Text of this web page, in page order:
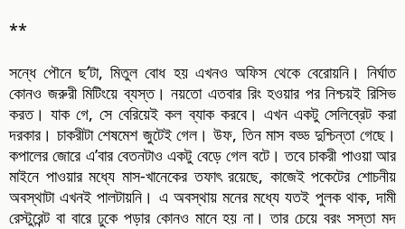
**
সন্ধে পৌনে ছ’টা, মিতুল বোধ হয় এখনও অফিস থেকে বেরোয়নি। নির্ঘাত
কোনও জরুরী মিটিংয়ে ব্যস্ত। নয়তো এতবার রিং হওয়ার পর নিশ্চয়ই রিসিভ
করত। যাক গে, সে বেরিয়েই কল ব্যাক করবে। এখন একটু সেলিব্রেট করা
দরকার। চাকরীটা শেষমেশ জুটেই গেল। উফ, তিন মাস বড্ড দুশ্চিন্তা গেছে।
কপালের জোরে এ’বার বেতনটাও একটু বেড়ে গেল বটে। তবে চাকরী পাওয়া আর
মাইনে পাওয়ার মধ্যে মাস-খানেকের তফাৎ রয়েছে, কাজেই পকেটের শোচনীয়
অবস্থাটা এখনই পালটায়নি। এ অবস্থায় মনের মধ্যে যতই পুলক থাক, দামী
রেস্টুরেন্ট বা বারে ঢুকে পড়ার কোনও মানে হয় না। তার চেয়ে বরং সস্তা মদ